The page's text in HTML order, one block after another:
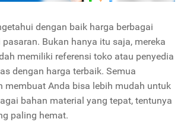
dengan baik harga berbagai
Bukan hanya itu saja, mereka
memiliki referensi toko atau penyedia
dengan harga terbaik. Semua
membuat Anda bisa lebih mudah untuk
bahan material yang tepat, tentunya
paling hemat.